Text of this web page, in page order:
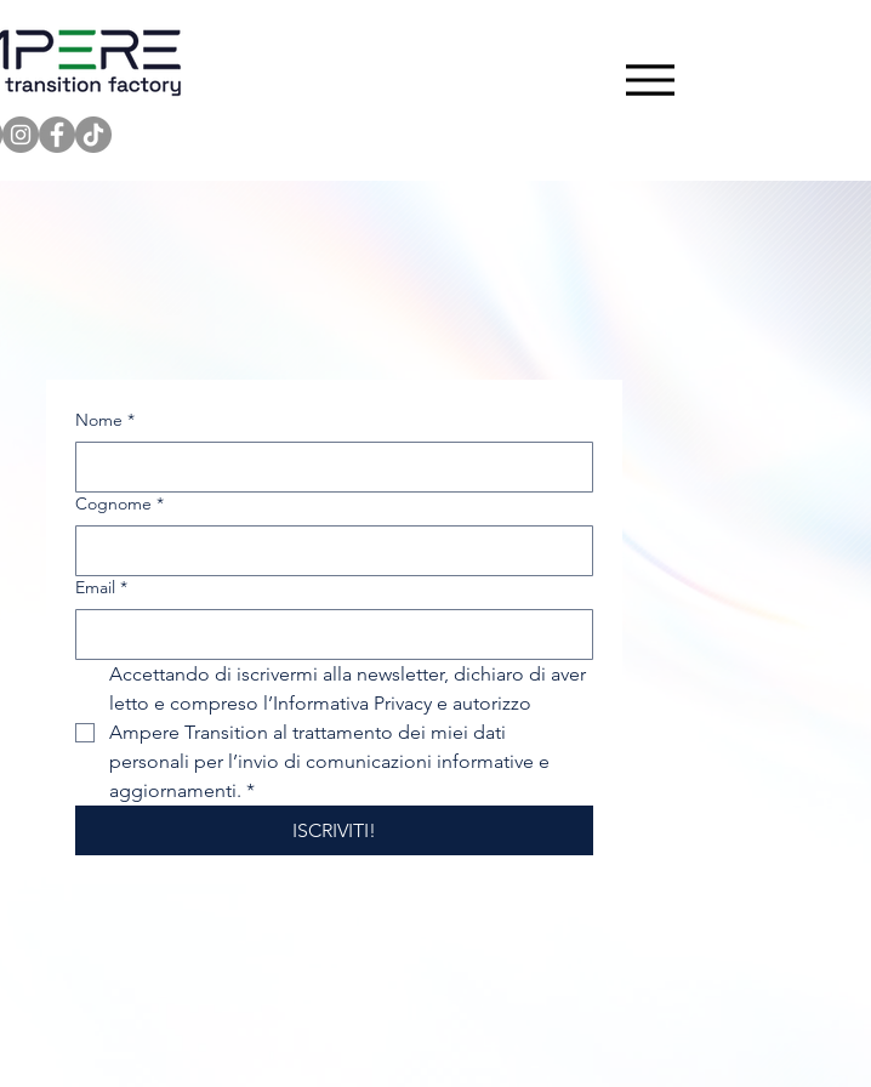
Nome *
Cognome *
Email *
Accettando di iscrivermi alla newsletter, dichiaro di aver
letto e compreso l’Informativa Privacy e autorizzo
Ampere Transition al trattamento dei miei dati
personali per l’invio di comunicazioni informative e
aggiornamenti. *
ISCRIVITI!